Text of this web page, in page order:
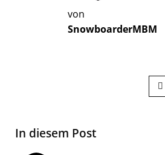
von
SnowboarderMBM
In diesem Post